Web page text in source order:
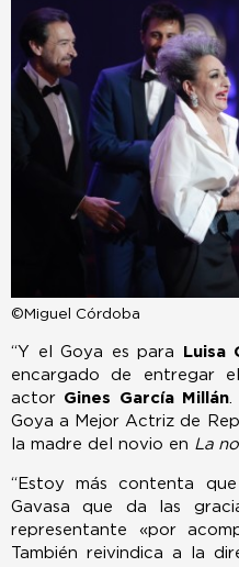
©Miguel Córdoba
“Y el Goya es para Luisa
encargado de entregar
actor Gines García Millán.
Goya a Mejor Actriz de
la madre del novio en La
“Estoy más contenta que
Gavasa que da las
representante «por
También reivindica a la